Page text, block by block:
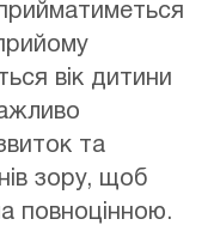
вік дитини
та
зору, щоб
повноцінною.